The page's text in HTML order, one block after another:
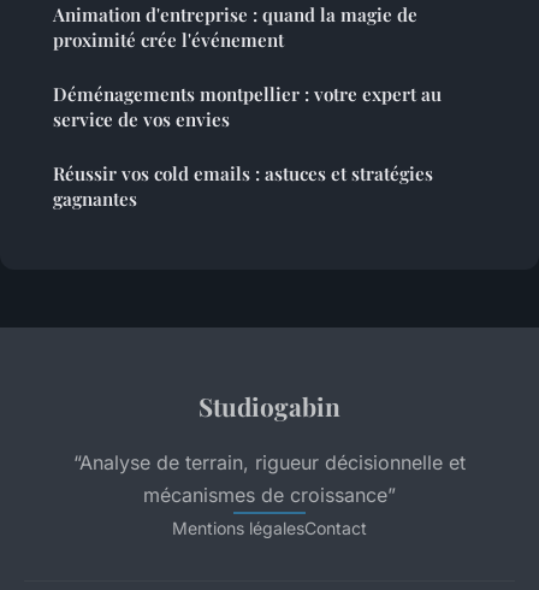
Animation d'entreprise : quand la magie de
proximité crée l'événement
Déménagements montpellier : votre expert au
service de vos envies
Réussir vos cold emails : astuces et stratégies
gagnantes
Studiogabin
“Analyse de terrain, rigueur décisionnelle et
mécanismes de croissance”
Mentions légalesContact